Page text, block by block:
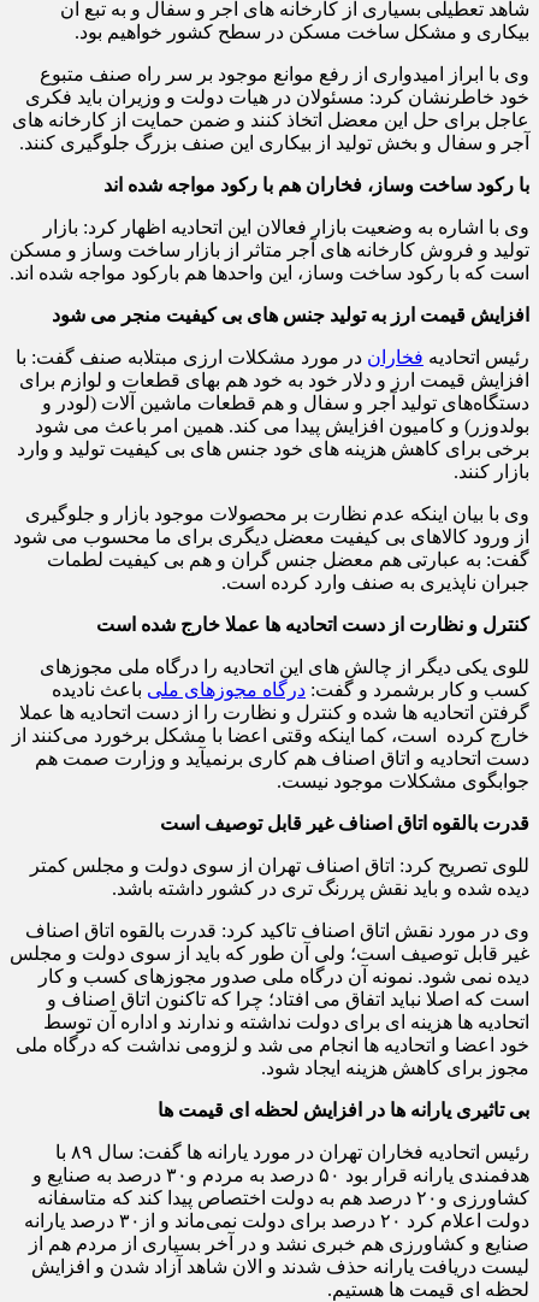
شاهد تعطیلی بسیاری از کارخانه های آجر و سفال و به تبع آن
بیکاری و مشکل ساخت مسکن در سطح کشور خواهیم بود.
وی با ابراز امیدواری از رفع موانع موجود بر سر راه صنف متبوع
خود خاطرنشان کرد: مسئولان در هیات دولت و وزیران باید فکری
عاجل برای حل این معضل اتخاذ کنند و ضمن حمایت از کارخانه های
آجر و سفال و بخش تولید از بیکاری این صنف بزرگ جلوگیری کنند.
با رکود ساخت وساز، فخاران هم با رکود مواجه شده اند
وی با اشاره به وضعیت بازار فعالان این اتحادیه اظهار کرد: بازار
تولید و فروش کارخانه های آجر متاثر از بازار ساخت وساز و مسکن
است که با رکود ساخت وساز، این واحدها هم بارکود مواجه شده اند.
افزایش قیمت ارز به تولید جنس های بی کیفیت منجر می شود
رئیس اتحادیه فخاران در مورد مشکلات ارزی مبتلابه صنف گفت: با
افزایش قیمت ارز و دلار خود به خود هم بهای قطعات و لوازم برای
دستگاه‌های تولید آجر و سفال و هم قطعات ماشین آلات (لودر و
بولدوزر) و کامیون افزایش پیدا می کند. همین امر باعث می شود
برخی برای کاهش هزینه های خود جنس های بی کیفیت تولید و وارد
بازار کنند.
وی با بیان اینکه عدم نظارت بر محصولات موجود بازار و جلوگیری
از ورود کالاهای بی کیفیت معضل دیگری برای ما محسوب می شود
گفت: به عبارتی هم معضل جنس گران و هم بی کیفیت لطمات
جبران ناپذیری به صنف وارد کرده است.
کنترل و نظارت از دست اتحادیه ها عملا خارج شده است
للوی یکی دیگر از چالش های این اتحادیه را درگاه ملی مجوزهای
کسب و کار برشمرد و گفت: درگاه مجوزهای ملی باعث نادیده
گرفتن اتحادیه ها شده و کنترل و نظارت را از دست اتحادیه ها عملا
خارج کرده است، کما اینکه وقتی اعضا با مشکل برخورد می‌کنند از
دست اتحادیه و اتاق اصناف هم کاری برنمی‎آید و وزارت صمت هم
جوابگوی مشکلات موجود نیست.
قدرت بالقوه اتاق اصناف غیر قابل توصیف است
للوی تصریح کرد: اتاق اصناف تهران از سوی دولت و مجلس کمتر
دیده شده و باید نقش پررنگ تری در کشور داشته باشد.
وی در مورد نقش اتاق اصناف تاکید کرد: قدرت بالقوه اتاق اصناف
غیر قابل توصیف است؛ ولی آن طور که باید از سوی دولت و مجلس
دیده نمی شود. نمونه آن درگاه ملی صدور مجوزهای کسب و کار
است که اصلا نباید اتفاق می افتاد؛ چرا که تاکنون اتاق اصناف و
اتحادیه ها هزینه ای برای دولت نداشته و ندارند و اداره آن توسط
خود اعضا و اتحادیه ها انجام می شد و لزومی نداشت که درگاه ملی
مجوز برای کاهش هزینه ایجاد شود.
بی تاثیری یارانه ها در افزایش لحظه ای قیمت ها
رئیس اتحادیه فخاران تهران در مورد یارانه ها گفت: سال ۸۹ با
هدفمندی یارانه قرار بود ۵۰ درصد به مردم و۳۰ درصد به صنایع و
کشاورزی و۲۰ درصد هم به دولت اختصاص پیدا کند که متاسفانه
دولت اعلام کرد ۲۰ درصد برای دولت نمی‌ماند و از۳۰ درصد یارانه
صنایع و کشاورزی هم خبری نشد و در آخر بسیاری از مردم هم از
لیست دریافت یارانه حذف شدند و الان شاهد آزاد شدن و افزایش
لحظه ای قیمت ها هستیم.